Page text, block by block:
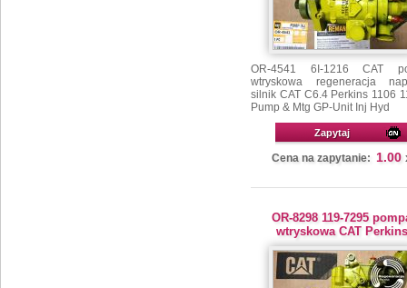
OR-4541 6I-1216 CAT
wtryskowa regeneracja
silnik CAT C6.4 Perkins 1106
Pump & Mtg GP-Unit Inj Hyd
Zapytaj
Cena na zapytanie: 1.00
OR-8298 119-7295
wtryskowa CAT Perkins